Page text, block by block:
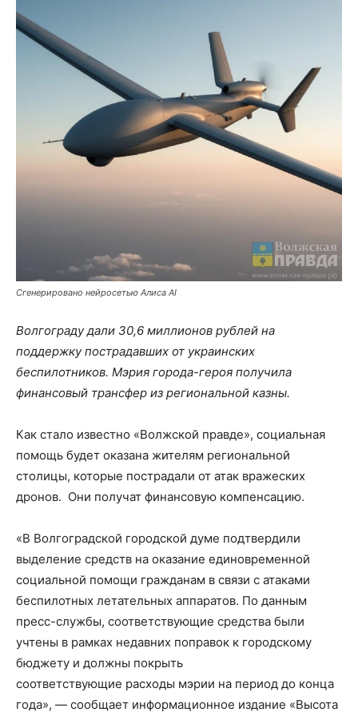
Сгенерировано нейросетью Алиса AI
Волгограду дали 30,6 миллионов рублей на
поддержку пострадавших от украинских
беспилотников. Мэрия города-героя получила
финансовый трансфер из региональной казны.
Как стало известно «Волжской правде», социальная
помощь будет оказана жителям региональной
столицы, которые пострадали от атак вражеских
дронов. Они получат финансовую компенсацию.
«В Волгоградской городской думе подтвердили
выделение средств на оказание единовременной
социальной помощи гражданам в связи с атаками
беспилотных летательных аппаратов. По данным
пресс-службы, соответствующие средства были
учтены в рамках недавних поправок к городскому
бюджету и должны покрыть
соответствующие расходы мэрии на период до конца
года», — сообщает информационное издание «Высота